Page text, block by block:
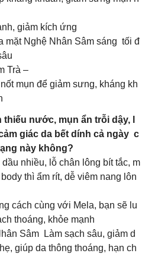
giảm kích ứng
mặt Nghệ Nhân Sâm sáng tối đ
Trà –
mụn để giảm sưng, kháng kh
nước, mụn ẩn trỗi dậy, l
giác da bết dính cả ngày c
này không?
nhiều, lỗ chân lông bít tắc, m
thì ẩm rít, dễ viêm nang lôn
cách cùng với Mela, bạn sẽ lu
thoáng, khỏe mạnh
Sâm Làm sạch sâu, giảm d
giúp da thông thoáng, hạn ch